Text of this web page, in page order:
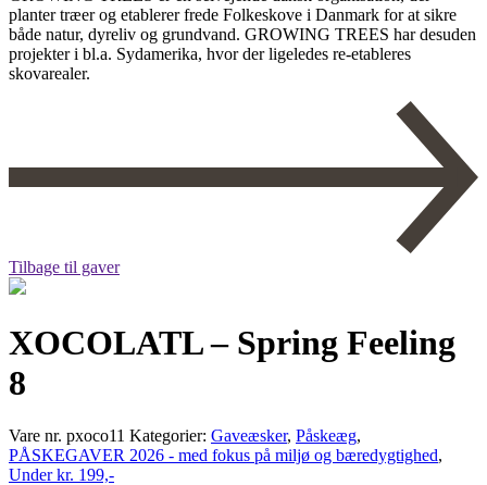
planter træer og etablerer frede Folkeskove i Danmark for at sikre
både natur, dyreliv og grundvand. GROWING TREES har desuden
projekter i bl.a. Sydamerika, hvor der ligeledes re-etableres
skovarealer.
Tilbage til gaver
XOCOLATL – Spring Feeling
8
Vare nr. pxoco11 Kategorier: Gaveæsker, Påskeæg,
PÅSKEGAVER 2026 - med fokus på miljø og bæredygtighed,
Under kr. 199,-